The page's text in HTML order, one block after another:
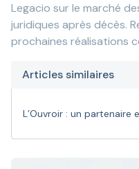
Articles similaires
L’Ouvroir : un partenaire
Legacio sur le marché
juridiques après décès.
prochaines réalisations